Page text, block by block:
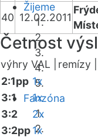
Žijeme
Fanzóna
40 12.02.2011
Četnost
výhry VAL | remízy |
2:1pp 1x
3:1
1x
3:2
2x
3:2pp1x